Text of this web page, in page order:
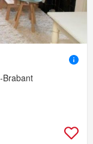
Brabant